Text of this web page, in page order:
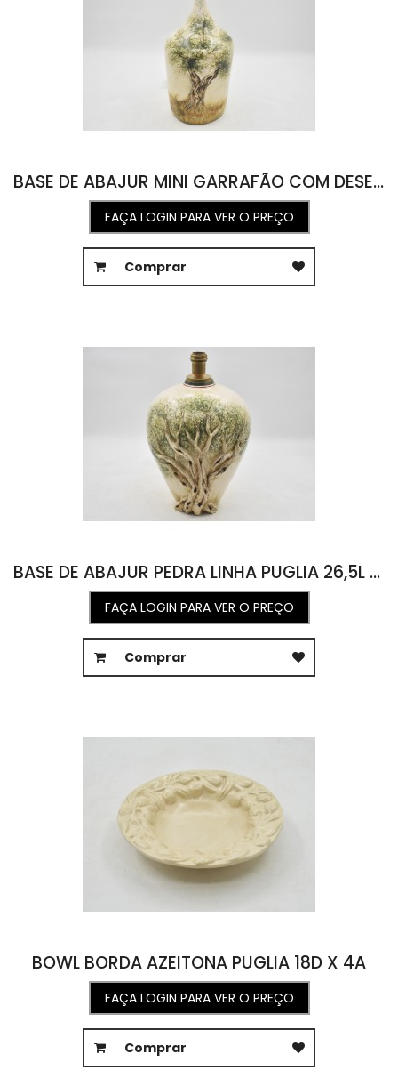
BASE DE ABAJUR MINI GARRAFÃO COM DESENHO LINHA PUGLIA 15,7D X 36A
FAÇA LOGIN PARA VER O PREÇO
Comprar
BASE DE ABAJUR PEDRA LINHA PUGLIA 26,5L X 27C X 38,2A
FAÇA LOGIN PARA VER O PREÇO
Comprar
BOWL BORDA AZEITONA PUGLIA 18D X 4A
FAÇA LOGIN PARA VER O PREÇO
Comprar